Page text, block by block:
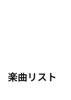
楽曲リスト